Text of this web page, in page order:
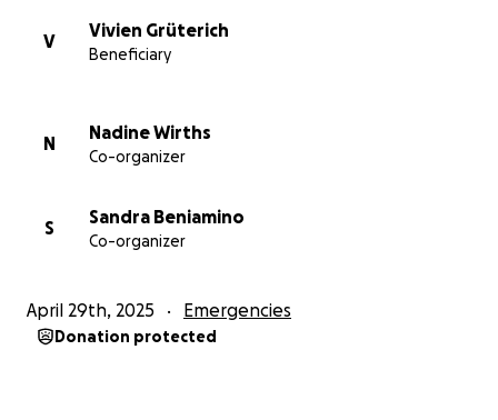
V
Vivien Grüterich
Beneficiary
N
Nadine Wirths
Co-organizer
S
Sandra Beniamino
Co-organizer
April 29th, 2025 Emergencies
Donation protected